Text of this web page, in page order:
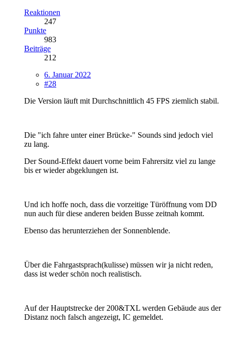
Reaktionen
247
Punkte
983
Beiträge
212
6. Januar 2022
#28
Die Version läuft mit Durchschnittlich 45 FPS ziemlich stabil.
Die "ich fahre unter einer Brücke-" Sounds sind jedoch viel
zu lang.
Der Sound-Effekt dauert vorne beim Fahrersitz viel zu lange
bis er wieder abgeklungen ist.
Und ich hoffe noch, dass die vorzeitige Türöffnung vom DD
nun auch für diese anderen beiden Busse zeitnah kommt.
Ebenso das herunterziehen der Sonnenblende.
Über die Fahrgastsprach(kulisse) müssen wir ja nicht reden,
dass ist weder schön noch realistisch.
Auf der Hauptstrecke der 200&TXL werden Gebäude aus der
Distanz noch falsch angezeigt, IC gemeldet.